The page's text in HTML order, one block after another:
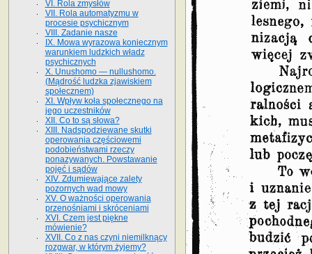
VI. Rola zmysłów
VII. Rola automatyzmu w
procesie psychicznym
VIII. Zadanie nasze
IX. Mowa wyrazowa koniecznym
warunkiem ludzkich władz
psychicznych
X. Unushomo — nullushomo.
(Mądrość ludzka zjawiskiem
społecznem)
XI. Wpływ koła społecznego na
jego uczestników
XII. Co to są słowa?
XIII. Nadspodziewane skutki
operowania częściowemi
podobieństwami rzeczy
ponazywanych. Powstawanie
pojęć i sądów
XIV. Zdumiewające zalety
pozornych wad mowy
XV. O ważności operowania
przenośniami i skróceniami
XVI. Czem jest piękne
mówienie?
XVII. Co z nas czyni niemilknący
rozgwar, w którym żyjemy?